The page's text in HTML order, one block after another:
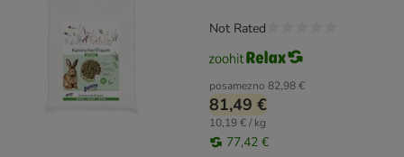
posamezno 82,98 €
81,49 €
10,19 € / kg
77,42 €
Not Rated